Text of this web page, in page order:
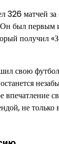
326 матчей
Он был первым
получил
свою
впечатление
не